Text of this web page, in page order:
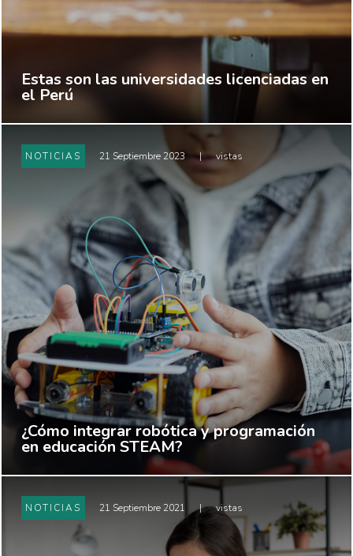
Estas son las universidades licenciadas en
el Perú
NOTICIAS 21 Septiembre 2023 | vistas
¿Cómo integrar robótica y programación
en educación STEAM?
NOTICIAS 21 Septiembre 2021 | vistas